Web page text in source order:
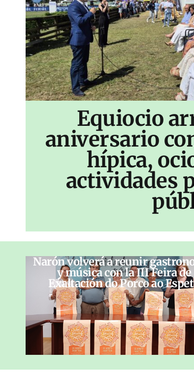
Equiocio
aniversario
hípica,
actividades
Narón volverá a reunir
y música con la III Feira de
Exaltación do Porco ao